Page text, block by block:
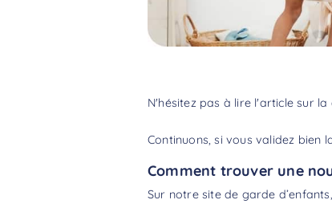
N'hésitez pas à lire l'article sur la
Continuons, si vous validez bien
Comment trouver une
Sur notre site de garde